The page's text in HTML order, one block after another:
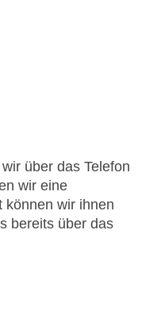
über das Telefon
wir eine
können wir ihnen
bereits über das